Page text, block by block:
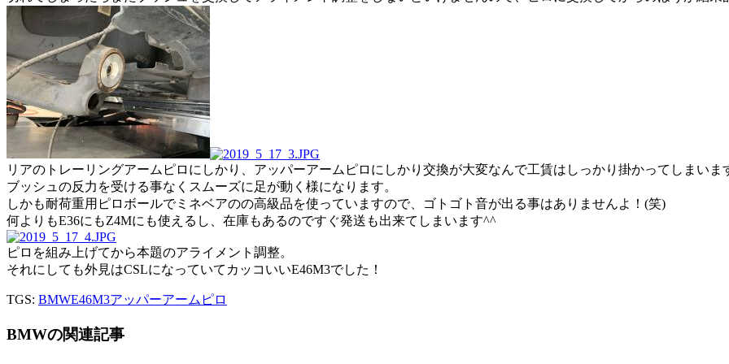
リアのトレーリングアームピロにしかり、アッパーアームピロにしかり交換が大変なんで工賃はしっかり掛かってしまいま
ブッシュの反力を受ける事なくスムーズに足が動く様になります。
しかも耐荷重用ピロボールでミネベアのの高級品を使っていますので、ゴトゴト音が出る事はありませんよ！(笑)
何よりもE36にもZ4Mにも使えるし、在庫もあるのですぐ発送も出来てしまいます^^
ピロを組み上げてから本題のアライメント調整。
それにしても外見はCSLになっていてカッコいいE46M3でした！
TGS: BMWE46M3アッパーアームピロ
BMWの関連記事